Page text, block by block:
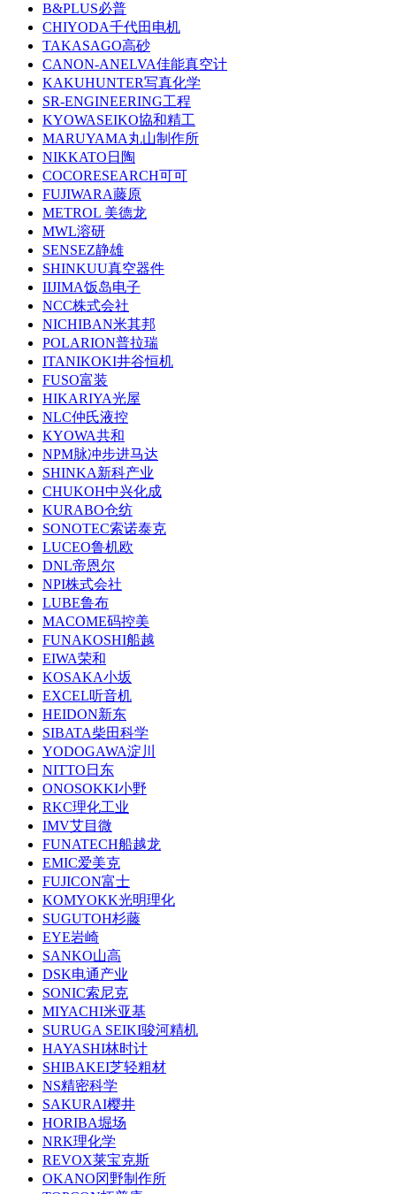
B&PLUS必普
CHIYODA千代田电机
TAKASAGO高砂
CANON-ANELVA佳能真空计
KAKUHUNTER写真化学
SR-ENGINEERING工程
KYOWASEIKO協和精工
MARUYAMA丸山制作所
NIKKATO日陶
COCORESEARCH可可
FUJIWARA藤原
METROL 美德龙
MWL溶研
SENSEZ静雄
SHINKUU真空器件
IIJIMA饭岛电子
NCC株式会社
NICHIBAN米其邦
POLARION普拉瑞
ITANIKOKI井谷恒机
FUSO富装
HIKARIYA光屋
NLC仲氏液控
KYOWA共和
NPM脉冲步进马达
SHINKA新科产业
CHUKOH中兴化成
KURABO仓纺
SONOTEC索诺泰克
LUCEO鲁机欧
DNL帝恩尔
NPI株式会社
LUBE鲁布
MACOME码控美
FUNAKOSHI船越
EIWA荣和
KOSAKA小坂
EXCEL听音机
HEIDON新东
SIBATA柴田科学
YODOGAWA淀川
NITTO日东
ONOSOKKI小野
RKC理化工业
IMV艾目微
FUNATECH船越龙
EMIC爱美克
FUJICON富士
KOMYOKK光明理化
SUGUTOH杉藤
EYE岩崎
SANKO山高
DSK电通产业
SONIC索尼克
MIYACHI米亚基
SURUGA SEIKI骏河精机
HAYASHI林时计
SHIBAKEI芝轻粗材
NS精密科学
SAKURAI樱井
HORIBA堀场
NRK理化学
REVOX莱宝克斯
OKANO冈野制作所